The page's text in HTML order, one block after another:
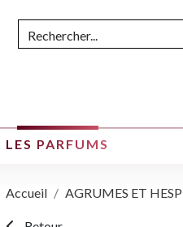
LES PARFUMS
Accueil AGRUMES ET